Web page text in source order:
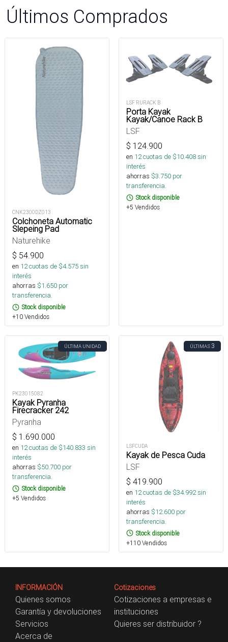
Últimos Comprados
CNK2300DZ013
Colchoneta Automatic
Slepeing Pad
Naturehike
$ 54.900
en 12cuotas de $4.575sin
interés
ahorras $1.650 por
transferencia.
Stock disponible
+10 Vendidos
LSF RURACK B
Porta Kayak
Kayak/Canoe Rack B
LSF
$ 124.900
en 12cuotas de $10.408sin
interés
ahorras $3.750 por
transferencia.
Stock disponible
+5 Vendidos
ÚLTIMA UNIDAD
PK23015082
Kayak Pyranha
Firecracker 242
Pyranha
$ 1.690.000
en 12cuotas de $140.833 sin
interés
ahorras $50.700 por
transferencia.
Stock disponible
+5 Vendidos
ÚLTIMAS3
LSFCUDA
Kayak de Pesca Cuda
LSF
$ 419.900
en 12cuotas de $34.992sin
interés
ahorras $12.600 por
transferencia.
Stock disponible
+110 Vendidos
INFORMACIÓN
Quienes somos
Garantía y devoluciones
Servicios
Acerca de
Cotizaciones
Cotizaciones a empresas e
instituciones
Quieres ser distribuidor ?